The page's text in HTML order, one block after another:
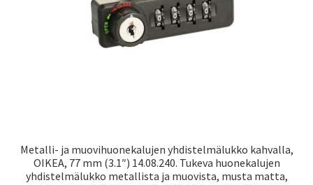
Metalli- ja muovihuonekalujen yhdistelmälukko kahvalla,
OIKEA, 77 mm (3.1″) 14.08.240. Tukeva huonekalujen
yhdistelmälukko metallista ja muovista, musta matta,